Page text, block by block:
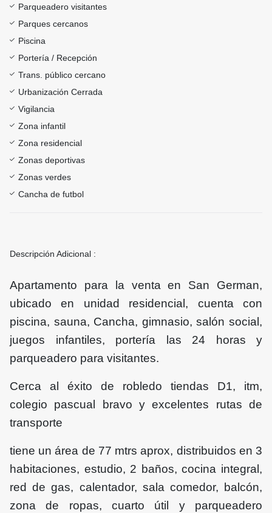
Parqueadero visitantes
Parques cercanos
Piscina
Portería / Recepción
Trans. público cercano
Urbanización Cerrada
Vigilancia
Zona infantil
Zona residencial
Zonas deportivas
Zonas verdes
Cancha de futbol
Descripción Adicional :
Apartamento para la venta en San German,
ubicado en unidad residencial, cuenta con
piscina, sauna, Cancha, gimnasio, salón social,
juegos infantiles, portería las 24 horas y
parqueadero para visitantes.
Cerca al éxito de robledo tiendas D1, itm,
colegio pascual bravo y excelentes rutas de
transporte
tiene un área de 77 mtrs aprox, distribuidos en 3
habitaciones, estudio, 2 baños, cocina integral,
red de gas, calentador, sala comedor, balcón,
zona de ropas, cuarto útil y parqueadero